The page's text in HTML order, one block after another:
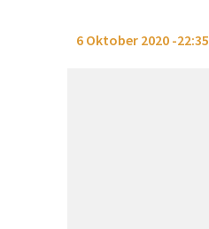
6 Oktober 2020 -22:35